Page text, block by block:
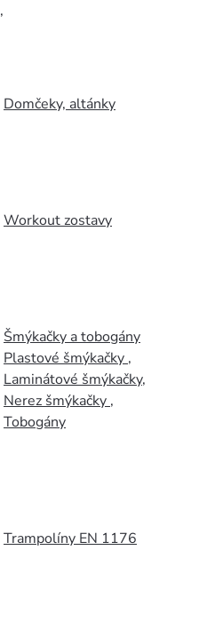
,
Domčeky, altánky
Workout zostavy
Šmýkačky a tobogány
Plastové šmýkačky ,
Laminátové šmýkačky,
Nerez šmýkačky ,
Tobogány
Trampolíny EN 1176